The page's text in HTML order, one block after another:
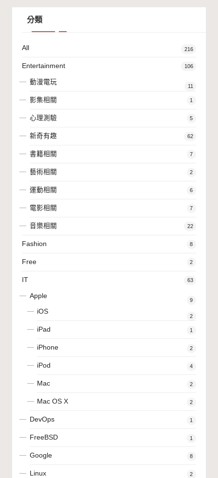
分類
All 216
Entertainment 106
動漫電玩
11
影集相關 1
心理測驗 5
新奇有趣 62
書籍相關 7
藝術相關 2
運動相關 6
電影相關 7
音樂相關 22
Fashion 8
Free 2
IT 63
Apple
9
iOS
2
iPad 1
iPhone 2
iPod 4
Mac 2
Mac OS X 2
DevOps 1
FreeBSD 1
Google 8
Linux 2